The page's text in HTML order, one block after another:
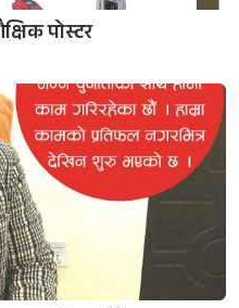
पोस्टर